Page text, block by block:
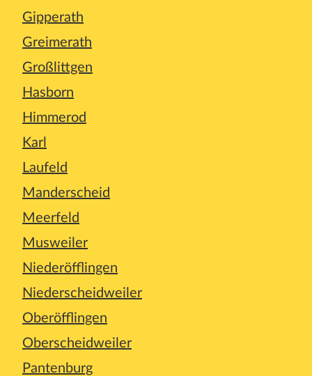
Gipperath
Greimerath
Großlittgen
Hasborn
Himmerod
Karl
Laufeld
Manderscheid
Meerfeld
Musweiler
Niederöfflingen
Niederscheidweiler
Oberöfflingen
Oberscheidweiler
Pantenburg